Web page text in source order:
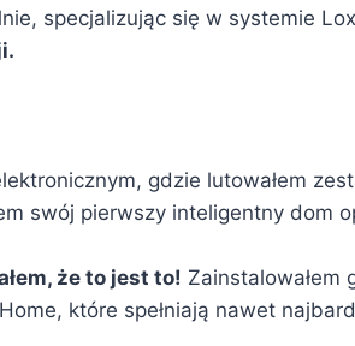
specjalizując się w systemie
gdzie lutowałem
swój pierwszy inteligentny dom
że to jest to! Zainstalowałem
które spełniają nawet